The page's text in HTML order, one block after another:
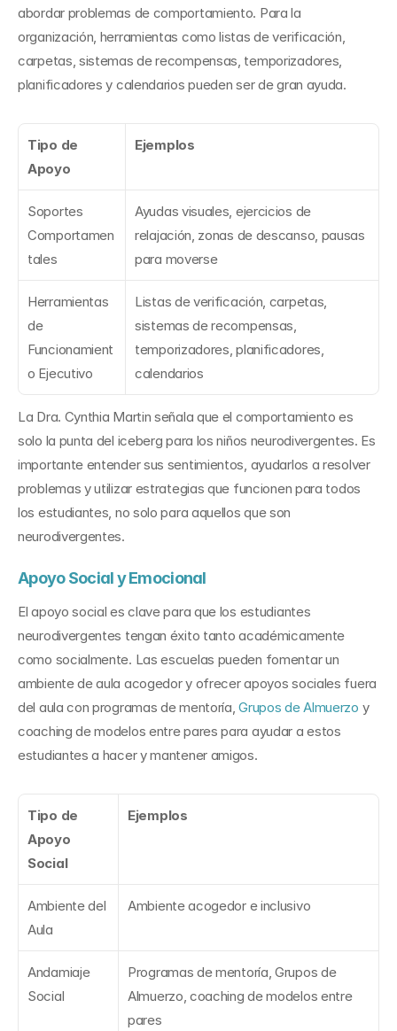
abordar problemas de comportamiento. Para la
organización, herramientas como listas de verificación,
carpetas, sistemas de recompensas, temporizadores,
planificadores y calendarios pueden ser de gran ayuda.
Tipo de
Apoyo
Ejemplos
Soportes
Comportamen
tales
Ayudas visuales, ejercicios de
relajación, zonas de descanso, pausas
para moverse
Herramientas
de
Funcionamient
o Ejecutivo
Listas de verificación, carpetas,
sistemas de recompensas,
temporizadores, planificadores,
calendarios
La Dra. Cynthia Martin señala que el comportamiento es
solo la punta del iceberg para los niños neurodivergentes. Es
importante entender sus sentimientos, ayudarlos a resolver
problemas y utilizar estrategias que funcionen para todos
los estudiantes, no solo para aquellos que son
neurodivergentes.
Apoyo Social y Emocional
El apoyo social es clave para que los estudiantes
neurodivergentes tengan éxito tanto académicamente
como socialmente. Las escuelas pueden fomentar un
ambiente de aula acogedor y ofrecer apoyos sociales fuera
del aula con programas de mentoría, Grupos de Almuerzo y
coaching de modelos entre pares para ayudar a estos
estudiantes a hacer y mantener amigos.
Tipo de
Apoyo
Social
Ejemplos
Ambiente del
Aula
Ambiente acogedor e inclusivo
Andamiaje
Social
Programas de mentoría, Grupos de
Almuerzo, coaching de modelos entre
pares